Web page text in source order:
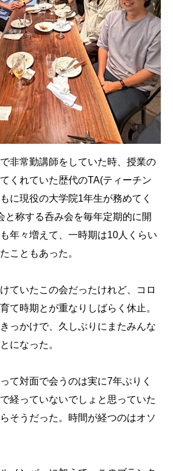
非常勤講師をしていた時、授業の
くれていた歴代のTA(ティーチン
に現役の大学院1年生が務めてく
と称する呑み会を毎年定期的に開
年々増えて、一時期は10人くらい
こともあった。
ていたこの会だったけれど、コロ
て時期とが重なりしばらく休止。
っかけで、久しぶりにまたみんな
になった。
て対面で会うのは実に7年ぶりく
経っていないでしょと思っていた
そうだった。時間が経つのはオソ